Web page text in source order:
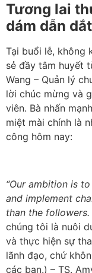
Tương lai
dám dẫn
Tại buổi lễ, không
sẻ đầy tâm huyết
Wang – Quản lý
lời chúc mừng và
viên. Bà nhấn
miệt mài chính là
công hôm nay:
“Our ambition is
and implement
than the followers.
chúng tôi là nuôi
và thực hiện sự
lãnh đạo, chứ
các bạn.) – TS.